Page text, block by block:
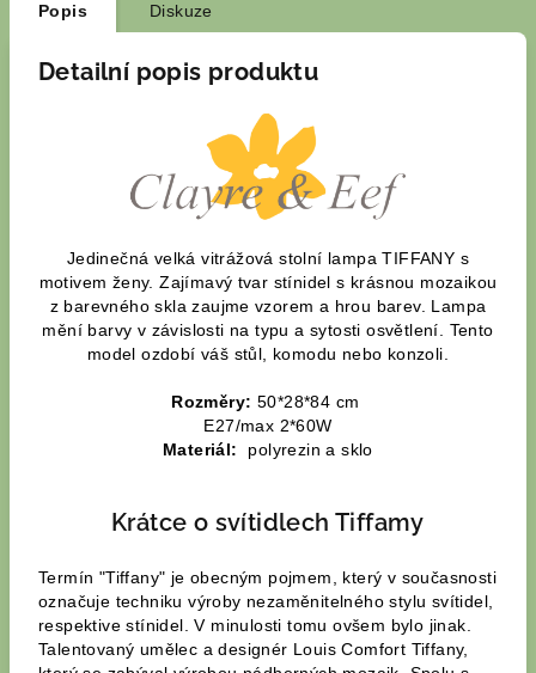
Popis Diskuze
Detailní popis produktu
Jedinečná velká vitrážová stolní lampa TIFFANY s
motivem ženy. Zajímavý tvar stínidel s krásnou mozaikou
z barevného skla zaujme vzorem a hrou barev. Lampa
mění barvy v závislosti na typu a sytosti osvětlení. Tento
model ozdobí váš stůl, komodu nebo konzoli.
Rozměry: 50*28*84 cm
E27/max 2*60W
Materiál:
polyrezin a sklo
Krátce o svítidlech Tiffamy
Termín "Tiffany" je obecným pojmem, který v současnosti
označuje techniku výroby nezaměnitelného stylu svítidel,
respektive stínidel. V minulosti tomu ovšem bylo jinak.
Talentovaný umělec a designér Louis Comfort Tiffany,